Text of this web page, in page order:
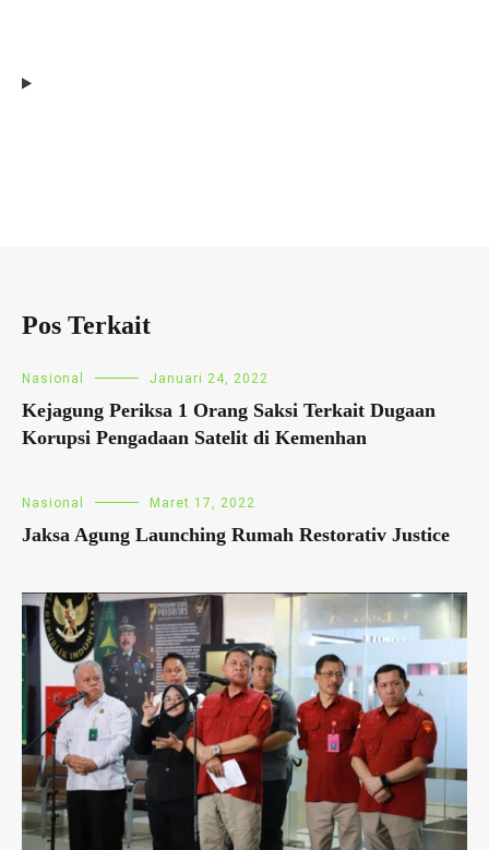
Pos Terkait
Nasional Januari 24, 2022
Kejagung Periksa 1 Orang Saksi Terkait Dugaan
Korupsi Pengadaan Satelit di Kemenhan
Nasional Maret 17, 2022
Jaksa Agung Launching Rumah Restorativ Justice